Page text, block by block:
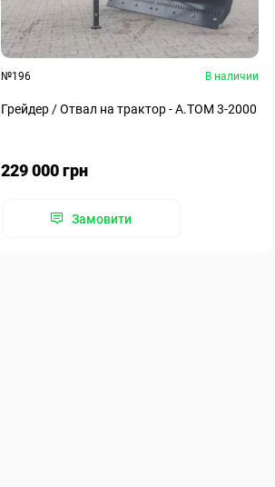
№196 В наличии
Грейдер / Отвал на трактор - А.ТОМ 3-2000
229 000 грн
Замовити